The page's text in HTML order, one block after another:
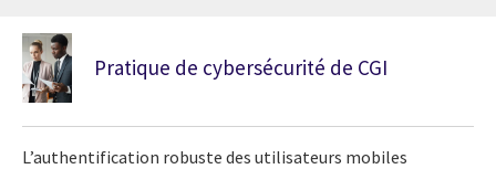
Pratique de cybersécurité de CGI
L’authentification robuste des utilisateurs mobiles